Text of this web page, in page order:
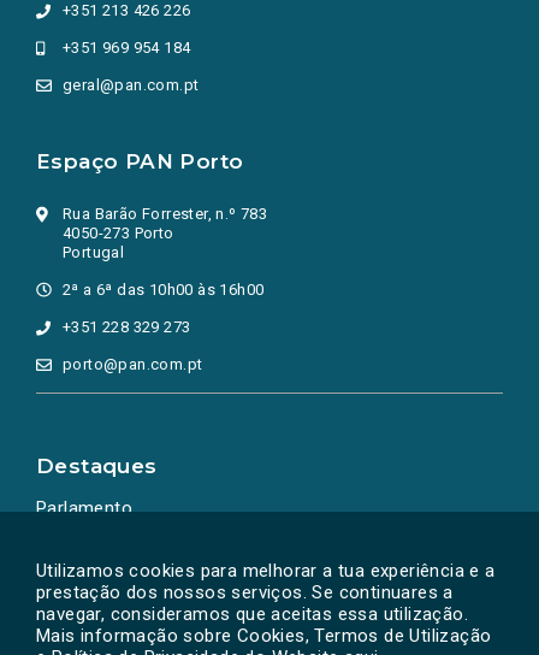
Utilizamos cookies para melhorar a tua experiência e a
prestação dos nossos serviços. Se continuares a
navegar, consideramos que aceitas essa utilização.
Mais informação sobre Cookies, Termos de Utilização
+351 213 426 226
+351 969 954 184
geral@pan.com.pt
Espaço PAN Porto
Rua Barão Forrester, n.º 783
4050-273 Porto
Portugal
2ª a 6ª das 10h00 às 16h00
+351 228 329 273
porto@pan.com.pt
Destaques
Parlamento